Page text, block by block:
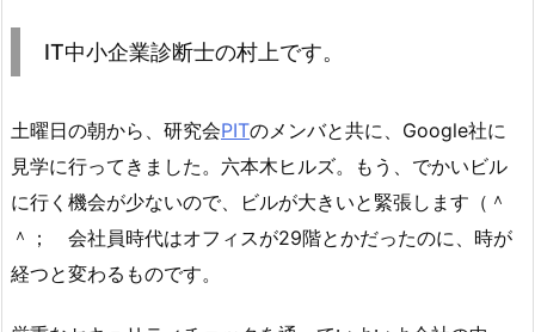
IT中小企業診断士の村上です。
土曜日の朝から、研究会PITのメンバと共に、Google社に
見学に行ってきました。六本木ヒルズ。もう、でかいビル
に行く機会が少ないので、ビルが大きいと緊張します（＾
＾； 会社員時代はオフィスが29階とかだったのに、時が
経つと変わるものです。